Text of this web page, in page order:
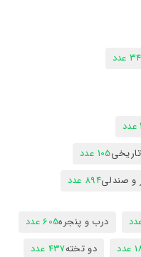
105 عدد
و صندلی894 عدد
درب و پنجره605 عدد
دو تخته437 عدد